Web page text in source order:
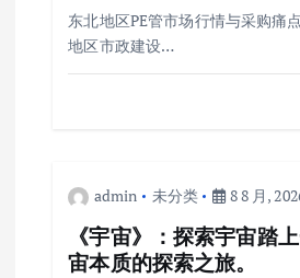
东北地区PE管市场行情与采购痛
地区市政建设…
admin 未分类 8 8 月,
《宇宙》：探索宇宙踏
宙本质的探索之旅。